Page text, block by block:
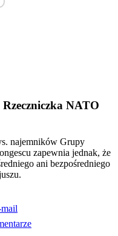
NATO
najemników Grupy
zapewnia jednak, że
ani bezpośredniego